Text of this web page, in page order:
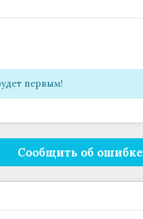
первым!
Сообщить об ошибке